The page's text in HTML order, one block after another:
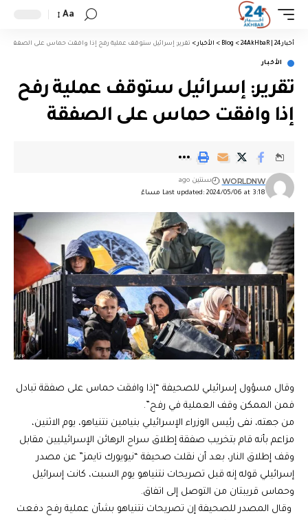
Aa
أخبار 24 | 24AkHbaR >
Blog
> الأخبار > تقرير: إسرائيل ستوقف عملية رفح إذا وافقت حماس على الصفقة
الأخبار
تقرير: إسرائيل ستوقف عملية رفح
إذا وافقت حماس على الصفقة
Last updated: 2024/05/06 at 3:18 مساءً
WORLDNW سنتين ago
وقال مسؤول إسرائيلي للصحيفة “إذا وافقت حماس على صفقة تبادل
فمن الممكن وقف العملية في رفح”.
من جهته، نفى رئيس الوزراء الإسرائيلي بنيامين نتنياهو، يوم الاثنين،
مزاعم بأنه قام بتخريب صفقة إطلاق سراح الرهائن الإسرائيليين مقابل
وقف إطلاق النار، بعد أن نقلت صحيفة “نيويورك تايمز” عن مصدر
إسرائيلي قوله إنه قبل تصريحات نتنياهو يوم السبت، كانت إسرائيل
وحماس قريبتان من التوصل إلى اتفاق.
وقال المصدر للصحيفة إن تصريحات نتنياهو بشأن عملية رفح دفعت